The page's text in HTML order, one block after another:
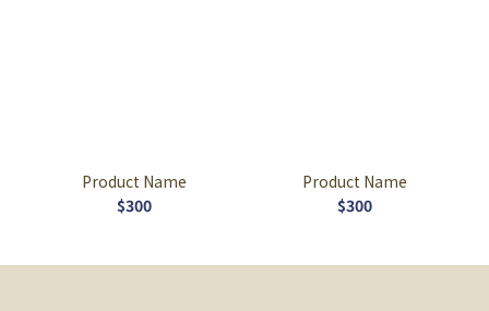
Product Name
$300
Product Name
$300